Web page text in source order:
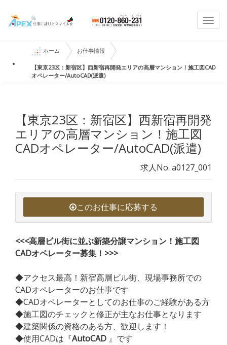
ホーム お仕事情報
【東京23区：新宿区】西新宿再開発エリアの高層マンション！施工図CAD
オペレーター/AutoCAD(派遣)
【東京23区：新宿区】西新宿再開発
エリアの高層マンション！施工図
CADオペレーター/AutoCAD(派遣)
求人No. a0127_001
このお仕事に応募する
<<<高層ビル街に並ぶ新築分譲マンション！施工図
CADオペレーター募集！>>>
◆アクセス最高！新宿高層ビル街、現場事務所での
CADオペレーターのお仕事です
◆CADオペレーターとしてのお仕事のご経験がある方
◆施工図のチェックと修正が主なお仕事となります
◆建築関係の資格のある方、歓迎します！
◆使用CADは『AutoCAD 』です